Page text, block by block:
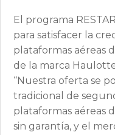
El programa
para satisfacer la
plataformas aéreas
de la marca
“Nuestra oferta se
tradicional de
plataformas aéreas
sin garantía, y el